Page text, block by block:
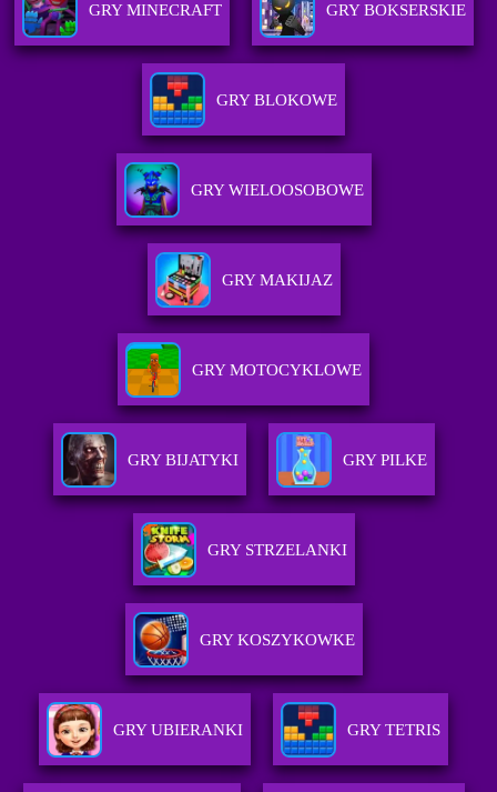
GRY MINECRAFT GRY BOKSERSKIE
GRY BLOKOWE
GRY WIELOOSOBOWE
GRY MAKIJAZ
GRY MOTOCYKLOWE
GRY BIJATYKI GRY PILKE
GRY STRZELANKI
GRY KOSZYKOWKE
GRY UBIERANKI GRY TETRIS